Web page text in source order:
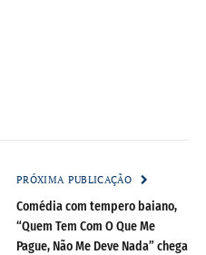
PRÓXIMA PUBLICAÇÃO
Comédia com tempero baiano,
“Quem Tem Com O Que Me
Pague, Não Me Deve Nada” chega